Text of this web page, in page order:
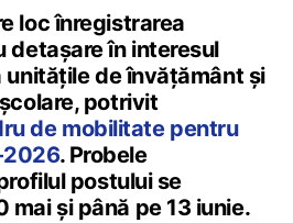
loc înregistrarea
detașare în interesul
unităţile de învăţământ şi
potrivit
de mobilitate pentru
2026. Probele
postului se
mai și până pe 13 iunie.